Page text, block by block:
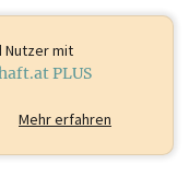
Nutzer mit
PLUS
Mehr erfahren